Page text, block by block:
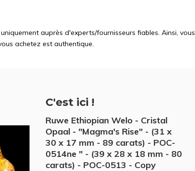
auprès d'experts/fournisseurs fiables. Ainsi, vous
achetez est authentique.
C'est ici !
Ruwe Ethiopian Welo - Cristal
Opaal - "Magma's Rise" - (31 x
30 x 17 mm - 89 carats) - POC-
0514ne " - (39 x 28 x 18 mm - 80
carats) - POC-0513 - Copy